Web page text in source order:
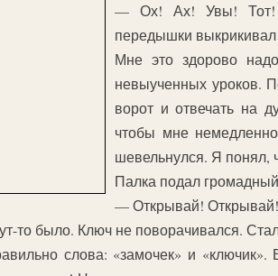
— Ох! Ах! Увы!
передышки выкрикивал
Мне это здорово
невыученных уроков.
ворот и отвечать на
чтобы мне
шевельнулся. Я понял,
Палка подал
— Открывай!
то было. Ключ не поворачивался.
слова: «замочек» и